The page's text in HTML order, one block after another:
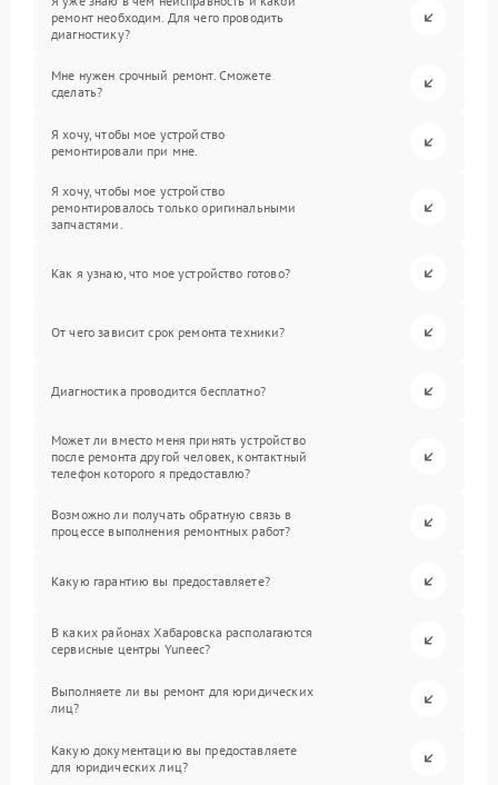
ремонт необходим. Для чего проводить
диагностику?
Мне нужен срочный ремонт. Сможете
сделать?
Я хочу, чтобы мое устройство
ремонтировали при мне.
Я хочу, чтобы мое устройство
ремонтировалось только оригинальными
запчастями.
Как я узнаю, что мое устройство готово?
От чего зависит срок ремонта техники?
Диагностика проводится бесплатно?
Может ли вместо меня принять устройство
после ремонта другой человек, контактный
телефон которого я предоставлю?
Возможно ли получать обратную связь в
процессе выполнения ремонтных работ?
Какую гарантию вы предоставляете?
В каких районах Хабаровска располагаются
сервисные центры Yuneec?
Выполняете ли вы ремонт для юридических
лиц?
Какую документацию вы предоставляете
для юридических лиц?